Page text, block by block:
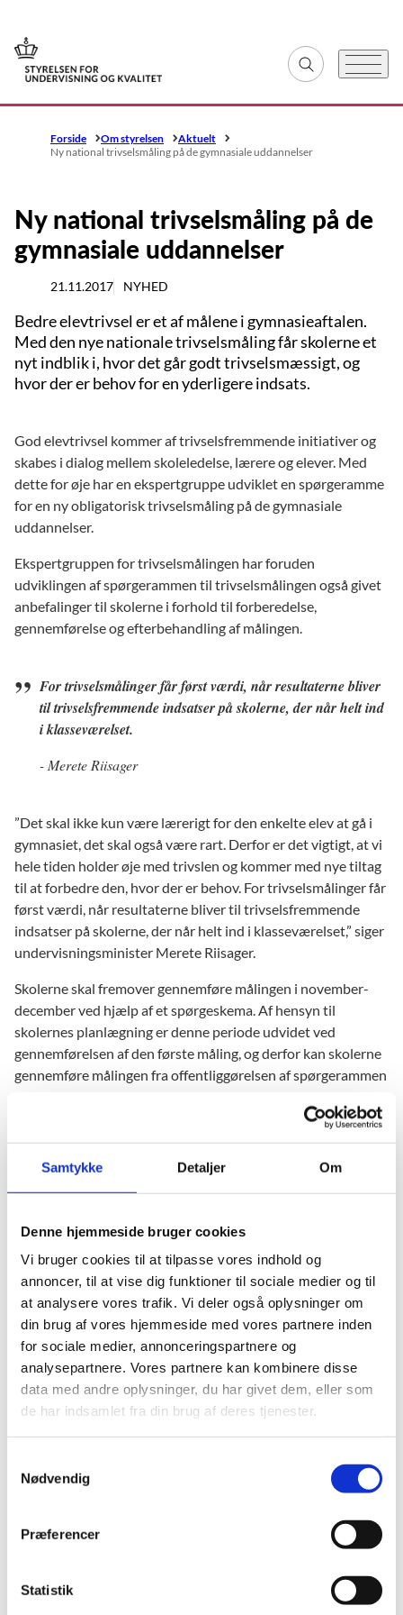
Samtykke Detaljer Om
Denne hjemmeside bruger cookies
Vi bruger cookies til at tilpasse vores indhold og
annoncer, til at vise dig funktioner til sociale medier og til
at analysere vores trafik. Vi deler også oplysninger om
din brug af vores hjemmeside med vores partnere inden
for sociale medier, annonceringspartnere og
analysepartnere. Vores partnere kan kombinere disse
data med andre oplysninger, du har givet dem, eller som
de har indsamlet fra din brug af deres tjenester.
Nødvendig
Præferencer
Statistik
Gå til forsiden Fold søgefelt ud
Menu
Forside Om styrelsen
Aktuelt
Ny national trivselsmåling på de gymnasiale uddannelser
Ny national trivselsmåling på de
gymnasiale uddannelser
21.11.2017 NYHED
Bedre elevtrivsel er et af målene i gymnasieaftalen.
Med den nye nationale trivselsmåling får skolerne et
nyt indblik i, hvor det går godt trivselsmæssigt, og
hvor der er behov for en yderligere indsats.
God elevtrivsel kommer af trivselsfremmende initiativer og
skabes i dialog mellem skoleledelse, lærere og elever. Med
dette for øje har en ekspertgruppe udviklet en spørgeramme
for en ny obligatorisk trivselsmåling på de gymnasiale
uddannelser.
Ekspertgruppen for trivselsmålingen har foruden
udviklingen af spørgerammen til trivselsmålingen også givet
anbefalinger til skolerne i forhold til forberedelse,
gennemførelse og efterbehandling af målingen.
For trivselsmålinger får først værdi, når resultaterne bliver
til trivselsfremmende indsatser på skolerne, der når helt ind
i klasseværelset.
- Merete Riisager
”Det skal ikke kun være lærerigt for den enkelte elev at gå i
gymnasiet, det skal også være rart. Derfor er det vigtigt, at vi
hele tiden holder øje med trivslen og kommer med nye tiltag
til at forbedre den, hvor der er behov. For trivselsmålinger får
først værdi, når resultaterne bliver til trivselsfremmende
indsatser på skolerne, der når helt ind i klasseværelset,” siger
undervisningsminister Merete Riisager.
Skolerne skal fremover gennemføre målingen i november-
december ved hjælp af et spørgeskema. Af hensyn til
skolernes planlægning er denne periode udvidet ved
gennemførelsen af den første måling, og derfor kan skolerne
gennemføre målingen fra offentliggørelsen af spørgerammen
Faktaboks
Første trivselsmålingen gennemføres fra november
målingen årligt fra den 1. november – 31. december.
Ekspertgruppen for trivselsmålingen på de
gymnasiale uddannelser består af:
Professor og formand for ekspertgruppen Simon
Calmar Andersen, Aarhus Universitet, Trygfondens
Børneforskningscenter.
Områdechef for ungdomsuddannelser Camilla
Udsatte Børn, Dagtilbud og Skole, VIVE (tidligere
•Næstformand for Danske Gymnasier og rektor på
Ekspertgruppen fik til opgave at komme med bud på